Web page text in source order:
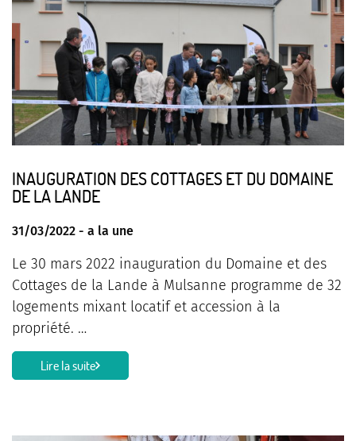
INAUGURATION DES COTTAGES ET DU DOMAINE
DE LA LANDE
31/03/2022 - a la une
Le 30 mars 2022 inauguration du Domaine et des
Cottages de la Lande à Mulsanne programme de 32
logements mixant locatif et accession à la
propriété. …
Lire la suite